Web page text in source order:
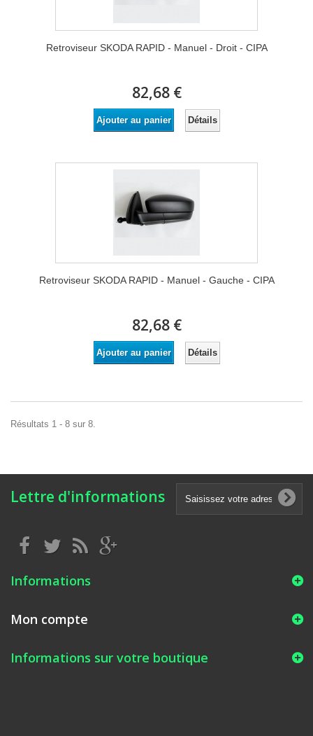
Retroviseur SKODA RAPID - Manuel - Droit - CIPA
82,68 €
Ajouter au panier Détails
Retroviseur SKODA RAPID - Manuel - Gauche - CIPA
82,68 €
Ajouter au panier Détails
Résultats 1 - 8 sur 8.
Lettre d'informations
Informations
Mon compte
Informations sur votre boutique